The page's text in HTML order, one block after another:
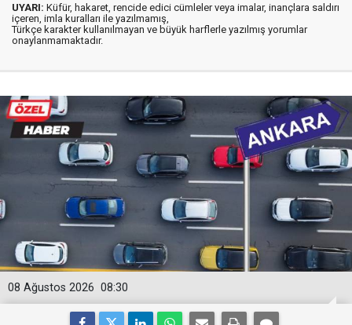
UYARI: Küfür, hakaret, rencide edici cümleler veya imalar, inançlara saldırı
içeren, imla kuralları ile yazılmamış,
Türkçe karakter kullanılmayan ve büyük harflerle yazılmış yorumlar
onaylanmamaktadır.
08:30
08 Ağustos 2026